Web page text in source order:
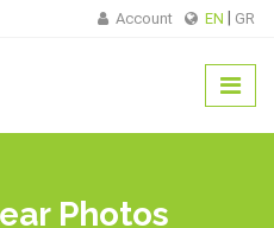
Account EN GR
Photos